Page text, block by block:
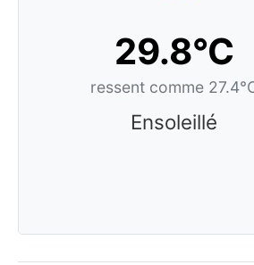
29.8°C
ressent comme
Ensoleillé